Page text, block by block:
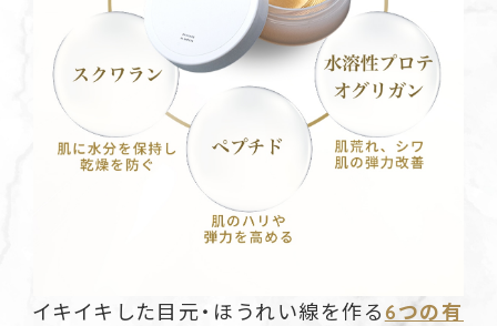
イキイキした目元・ほうれい線を作る 6つの有